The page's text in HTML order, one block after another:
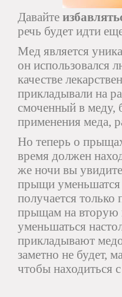
Давайте
речь будет идти
Мед является
он использовался
качестве
прикладывали на
смоченный в меду,
применения меда,
Но теперь о
время должен
же ночи вы увидите
прыщи уменьшатся
получается
прыщам на вторую
уменьшаться
прикладывают
заметно не будет,
чтобы находиться